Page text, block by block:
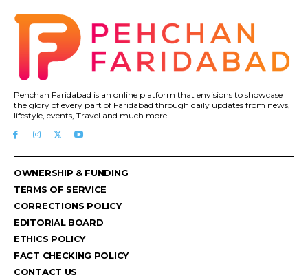
Pehchan Faridabad is an online platform that envisions to showcase
the glory of every part of Faridabad through daily updates from news,
lifestyle, events, Travel and much more.
OWNERSHIP & FUNDING
TERMS OF SERVICE
CORRECTIONS POLICY
EDITORIAL BOARD
ETHICS POLICY
FACT CHECKING POLICY
CONTACT US